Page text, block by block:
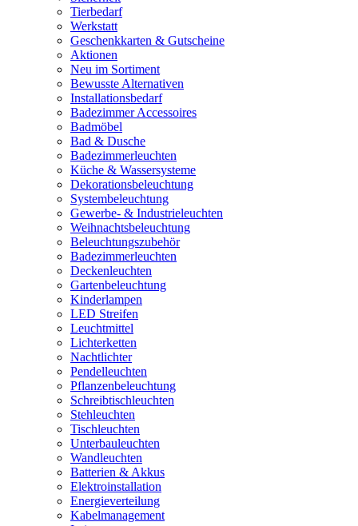
Tierbedarf
Werkstatt
Geschenkkarten & Gutscheine
Aktionen
Neu im Sortiment
Bewusste Alternativen
Installationsbedarf
Badezimmer Accessoires
Badmöbel
Bad & Dusche
Badezimmerleuchten
Küche & Wassersysteme
Dekorationsbeleuchtung
Systembeleuchtung
Gewerbe- & Industrieleuchten
Weihnachtsbeleuchtung
Beleuchtungszubehör
Badezimmerleuchten
Deckenleuchten
Gartenbeleuchtung
Kinderlampen
LED Streifen
Leuchtmittel
Lichterketten
Nachtlichter
Pendelleuchten
Pflanzenbeleuchtung
Schreibtischleuchten
Stehleuchten
Tischleuchten
Unterbauleuchten
Wandleuchten
Batterien & Akkus
Elektroinstallation
Energieverteilung
Kabelmanagement